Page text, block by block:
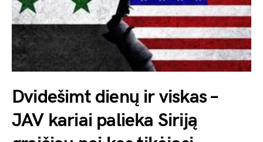
Dvidešimt dienų ir viskas –
JAV kariai palieka Siriją